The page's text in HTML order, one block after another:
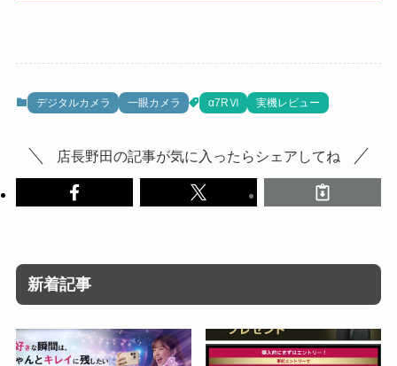
デジタルカメラ 一眼カメラ α7RⅥ 実機レビュー
店長野田の記事が気に入ったらシェアしてね
新着記事